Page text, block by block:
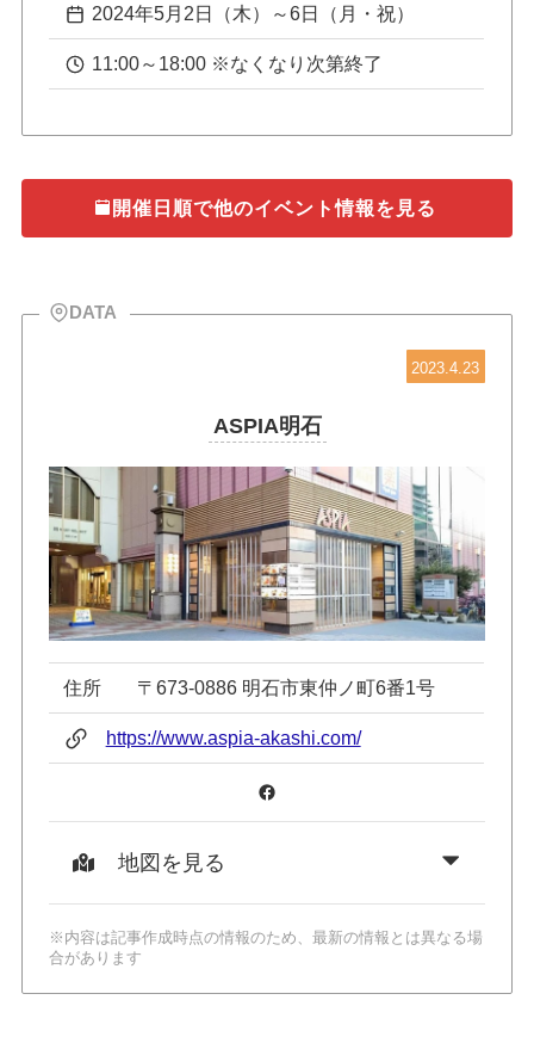
2024年5月2日（木）～6日（月・祝）
11:00～18:00 ※なくなり次第終了
開催日順で他のイベント情報を見る
DATA
2023.4.23
ASPIA明石
住所 〒673-0886 明石市東仲ノ町6番1号
https://www.aspia-akashi.com/
Facebook
地図を見る
※内容は記事作成時点の情報のため、最新の情報とは異なる場
合があります